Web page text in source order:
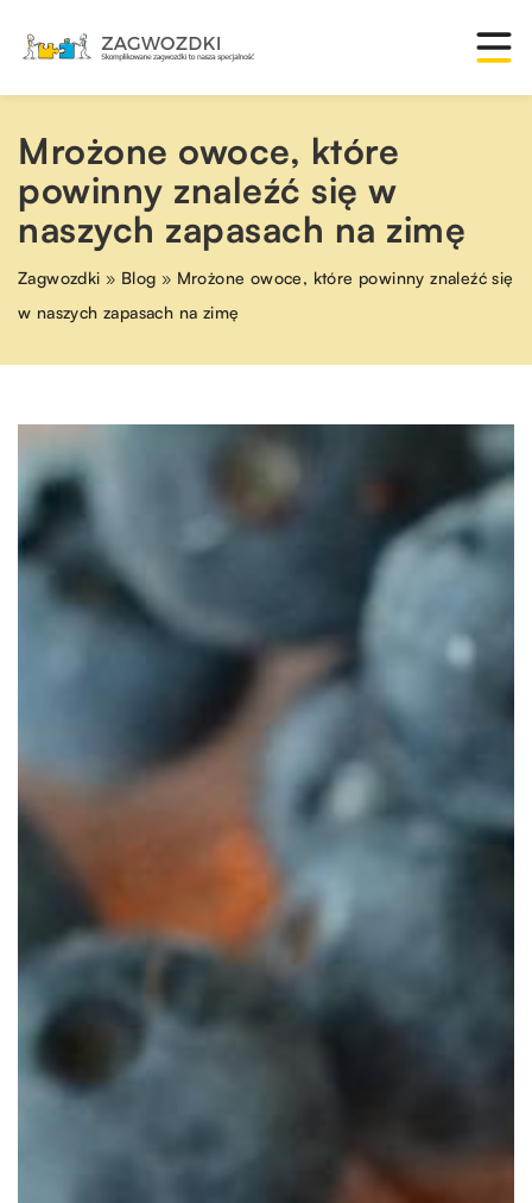
Mrożone owoce, które
powinny znaleźć się w
naszych zapasach na zimę
Zagwozdki » Blog » Mrożone owoce, które powinny znaleźć się
w naszych zapasach na zimę